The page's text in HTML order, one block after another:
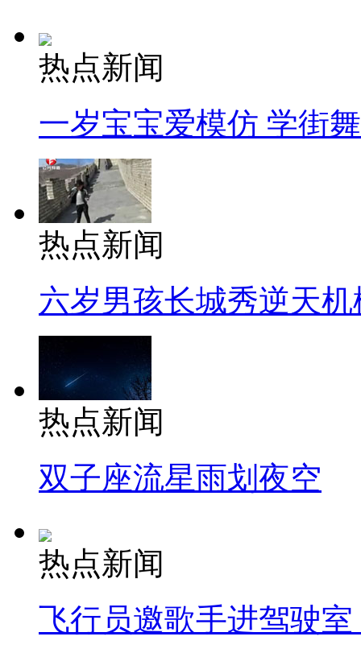
热点新闻
一岁宝宝爱模仿 学街
热点新闻
六岁男孩长城秀逆天机
热点新闻
双子座流星雨划夜空
热点新闻
飞行员邀歌手进驾驶